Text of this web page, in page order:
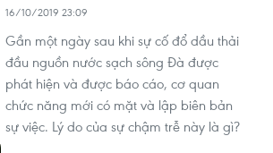
16/10/2019 23:09
Gần một ngày sau khi sự cố đổ dầu thải
đầu nguồn nước sạch sông Đà được
phát hiện và được báo cáo, cơ quan
chức năng mới có mặt và lập biên bản
sự việc. Lý do của sự chậm trễ này là gì?